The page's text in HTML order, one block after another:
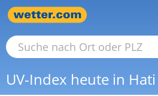
UV-Index heute in Hati